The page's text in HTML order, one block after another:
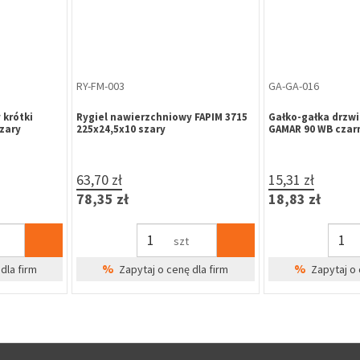
profil
Decco
firm
ZA-ME-012
Zatrzask balkonowy z rolką, profil
okienny Brugmann / Veka
7,63 zł
9,38 zł
szt
% Zapytaj o cenę dla firm
KL-CH-271
Pochwyt-klamka
14307 92/204/32
75,96 zł
93,43 zł
Zapytaj o